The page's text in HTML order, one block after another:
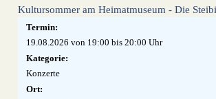
Kultursommer am Heimatmuseum - Die
Termin:
19.08.2026 von 19:00 bis 20:00 Uhr
Kategorie:
Konzerte
Ort: